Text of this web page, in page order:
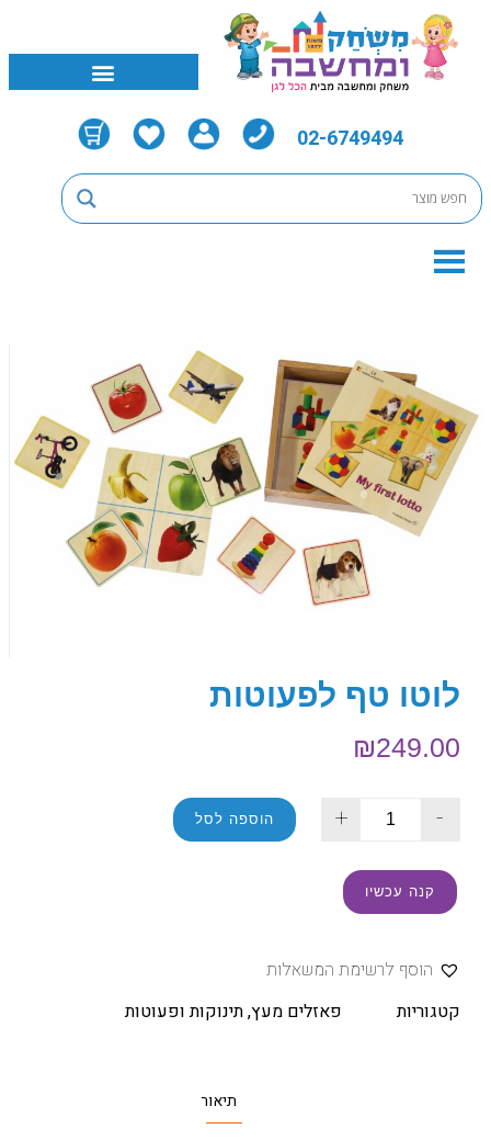
02-6749494
לוטו טף לפעוטות
₪249.00
-
+ הוספה לסל
קנה עכשיו
הוסף לרשימת המשאלות
קטגוריות
פאזלים מעץ,תינוקות ופעוטות
תיאור